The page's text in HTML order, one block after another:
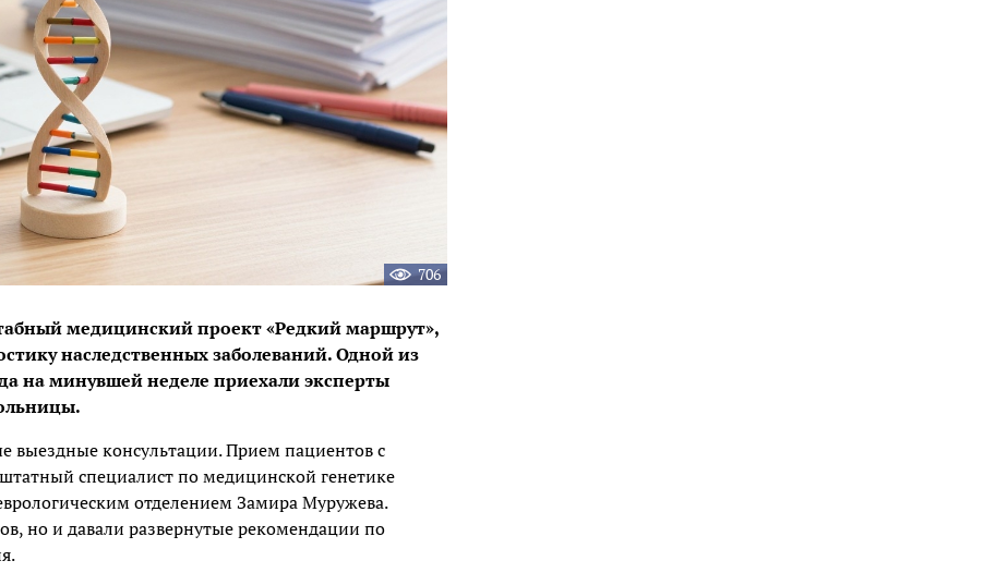
706
медицинский проект «Редкий маршрут»,
наследственных заболеваний. Одной из
на минувшей неделе приехали эксперты
выездные консультации. Прием пациентов с
специалист по медицинской генетике
отделением Замира Муружева.
но и давали развернутые рекомендации по